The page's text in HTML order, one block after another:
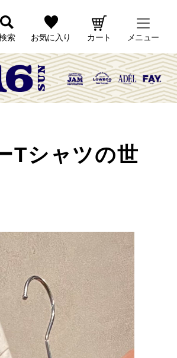
索 お気に入り カート メニュー
Tシャツの世